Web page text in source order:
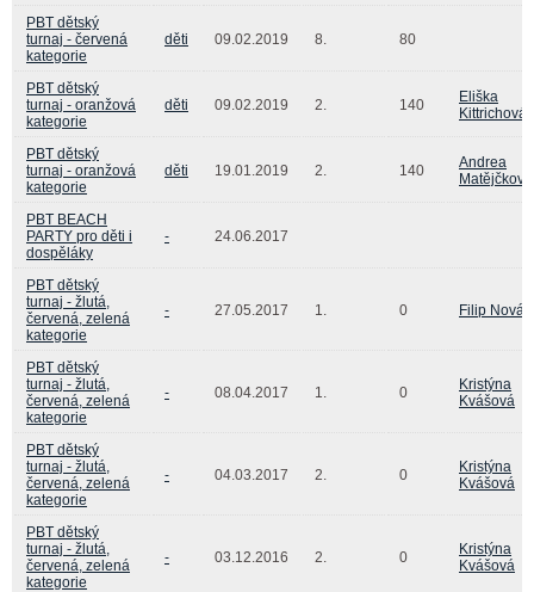
PBT dětský
turnaj - červená
kategorie
děti 09.02.2019 8. 80
PBT dětský
turnaj - oranžová
kategorie
děti 09.02.2019 2. 140
Eliška
Kittrichová
PBT dětský
turnaj - oranžová
kategorie
děti 19.01.2019 2. 140
Andrea
Matějčková
PBT BEACH
PARTY pro děti i
dospěláky
- 24.06.2017
PBT dětský
turnaj - žlutá,
červená, zelená
kategorie
- 27.05.2017 1. 0 Filip Novák
PBT dětský
turnaj - žlutá,
červená, zelená
kategorie
- 08.04.2017 1. 0
Kristýna
Kvášová
PBT dětský
turnaj - žlutá,
červená, zelená
kategorie
- 04.03.2017 2. 0
Kristýna
Kvášová
PBT dětský
turnaj - žlutá,
červená, zelená
kategorie
- 03.12.2016 2. 0
Kristýna
Kvášová